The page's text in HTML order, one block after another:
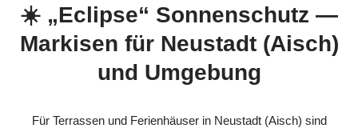
☀️ „Eclipse“ Sonnenschutz —
Markisen für Neustadt (Aisch)
und Umgebung
Für Terrassen und Ferienhäuser in Neustadt (Aisch) sind